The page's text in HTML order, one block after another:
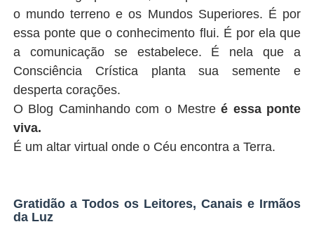
o mundo terreno e os Mundos Superiores. É por
essa ponte que o conhecimento flui. É por ela que
a comunicação se estabelece. É nela que a
Consciência Crística planta sua semente e
desperta corações.
O Blog Caminhando com o Mestreé essa ponte
viva.
É um altar virtual onde o Céu encontra a Terra.
Gratidão a Todos os Leitores, Canais e Irmãos
da Luz